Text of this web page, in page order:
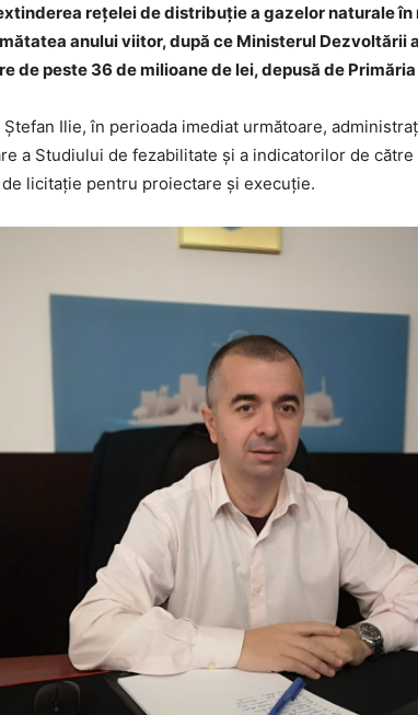
rețelei de distribuție a gazelor naturale în
anului viitor, după ce Ministerul Dezvoltării
de peste 36 de milioane de lei, depusă de
Ilie, în perioada imediat următoare,
a Studiului de fezabilitate și a indicatorilor de
licitație pentru proiectare și execuție.